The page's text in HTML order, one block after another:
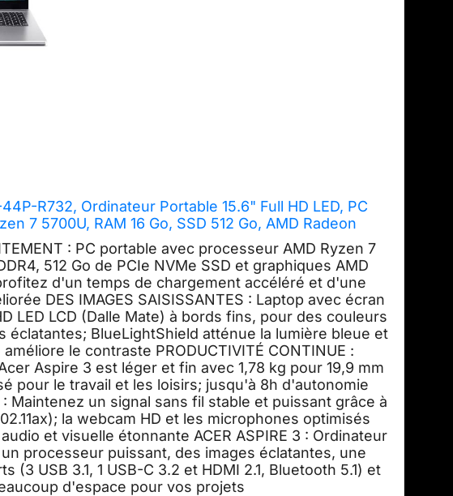
R732, Ordinateur Portable 15.6" Full HD LED, PC
7 5700U, RAM 16 Go, SSD 512 Go, AMD Radeon
11 Famille) Clavier AZERTY, Laptop Gris
: PC portable avec processeur AMD Ryzen 7
512 Go de PCIe NVMe SSD et graphiques AMD
d'un temps de chargement accéléré et d'une
DES IMAGES SAISISSANTES : Laptop avec écran
LED LCD (Dalle Mate) à bords fins, pour des couleurs
éclatantes; BlueLightShield atténue la lumière bleue et
le contraste PRODUCTIVITÉ CONTINUE :
Aspire 3 est léger et fin avec 1,78 kg pour 19,9 mm
pour le travail et les loisirs; jusqu'à 8h d'autonomie
: Maintenez un signal sans fil stable et puissant grâce à
la webcam HD et les microphones optimisés
et visuelle étonnante ACER ASPIRE 3 : Ordinateur
processeur puissant, des images éclatantes, une
(3 USB 3.1, 1 USB-C 3.2 et HDMI 2.1, Bluetooth 5.1) et
d'espace pour vos projets